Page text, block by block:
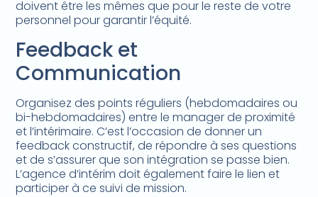
doivent être les mêmes que pour le reste de votre
personnel pour garantir l’équité.
Feedback et
Communication
Organisez des points réguliers (hebdomadaires ou
bi-hebdomadaires) entre le manager de proximité
et l’intérimaire. C’est l’occasion de donner un
feedback constructif, de répondre à ses questions
et de s’assurer que son intégration se passe bien.
L’agence d’intérim doit également faire le lien et
participer à ce suivi de mission.